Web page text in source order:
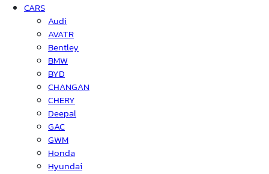
CARS
Audi
AVATR
Bentley
BMW
BYD
CHANGAN
CHERY
Deepal
GAC
GWM
Honda
Hyundai